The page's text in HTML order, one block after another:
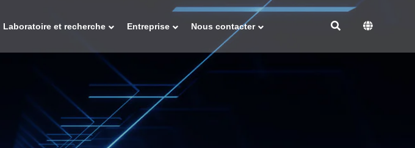
Laboratoire et recherche Entreprise Nous contacter